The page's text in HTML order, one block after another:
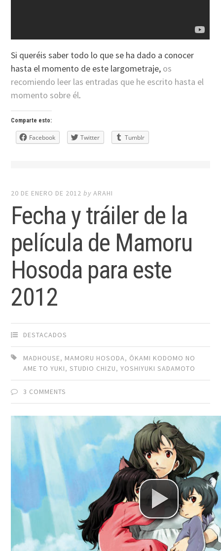
Si queréis saber todo lo que se ha dado a conocer
hasta el momento de este largometraje, os
recomiendo leer las entradas que he escrito hasta el
momento sobre él.
Comparte esto:
Facebook Twitter Tumblr
20 DE ENERO DE 2012 byARAHI
Fecha y tráiler de la
película de Mamoru
Hosoda para este
2012
DESTACADOS
MADHOUSE, MAMORU HOSODA, ŌKAMI KODOMO NO
AME TO YUKI,STUDIO CHIZU,YOSHIYUKI SADAMOTO
3 COMMENTS